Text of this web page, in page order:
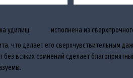
удилищ
исполнена из
что делает его сверхчувствительным
без всяких сомнений сделает